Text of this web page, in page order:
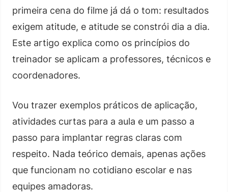
primeira cena do filme já dá o tom: resultados
exigem atitude, e atitude se constrói dia a dia.
Este artigo explica como os princípios do
treinador se aplicam a professores, técnicos e
coordenadores.
Vou trazer exemplos práticos de aplicação,
atividades curtas para a aula e um passo a
passo para implantar regras claras com
respeito. Nada teórico demais, apenas ações
que funcionam no cotidiano escolar e nas
equipes amadoras.